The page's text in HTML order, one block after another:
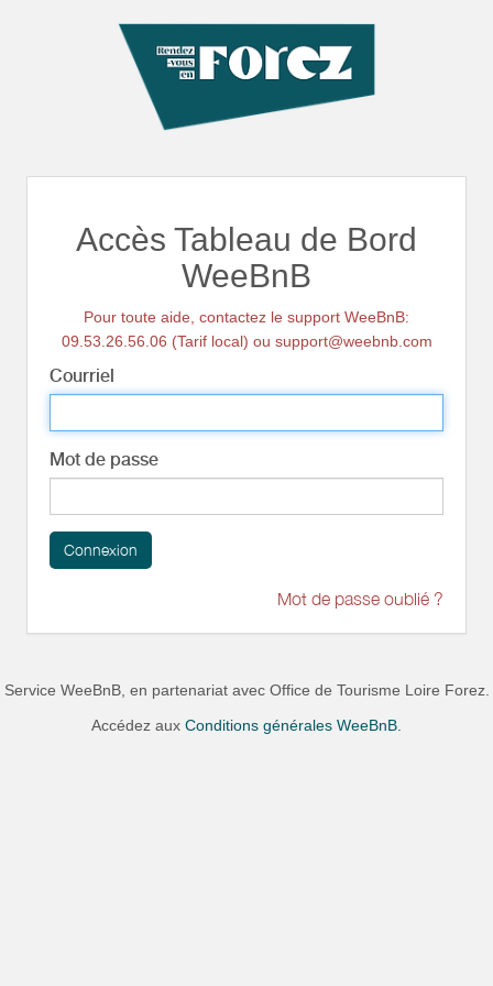
Accès Tableau de Bord
WeeBnB
Pour toute aide, contactez le support WeeBnB:
09.53.26.56.06 (Tarif local) ou support@weebnb.com
Courriel
Mot de passe
Connexion
Mot de passe oublié ?
Service WeeBnB, en partenariat avec Office de Tourisme Loire Forez.
Accédez aux Conditions générales WeeBnB.